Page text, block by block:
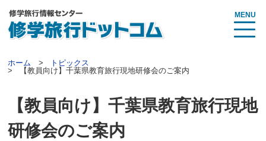
MENU
ホーム
トピックス
【教員向け】千葉県教育旅行現地研修会のご案内
【教員向け】千葉県教育旅行現地
研修会のご案内